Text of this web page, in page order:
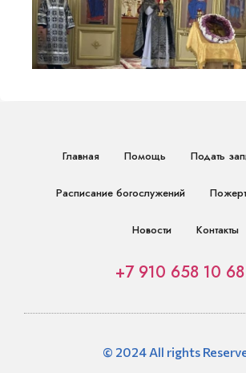
Главная Помощь Подать
Расписание богослужений
Новости Контакты
+7 910 658 10 68
© 2024 All rights